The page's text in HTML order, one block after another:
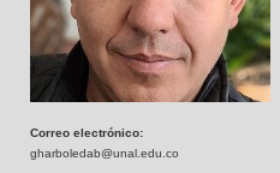
Correo electrónico:
gharboledab@unal.edu.co